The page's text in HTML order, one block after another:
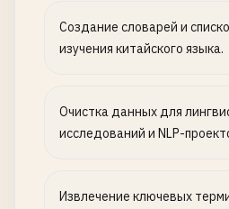
Создание словарей и
изучения китайского языка.
Очистка данных для
исследований и NLP-
Извлечение ключевых